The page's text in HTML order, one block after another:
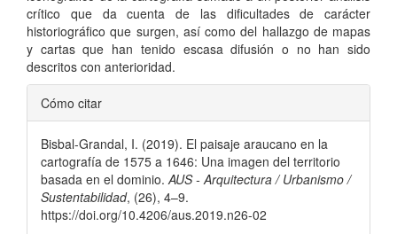
crítico que da cuenta de las dificultades de carácter
historiográfico que surgen, así como del hallazgo de mapas
y cartas que han tenido escasa difusión o no han sido
descritos con anterioridad.
Detalles
del
artículo
Cómo citar
Bisbal-Grandal, I. (2019). El paisaje araucano en la
cartografía de 1575 a 1646: Una imagen del territorio
basada en el dominio.AUS - Arquitectura / Urbanismo /
Sustentabilidad, (26), 4–9.
https://doi.org/10.4206/aus.2019.n26-02